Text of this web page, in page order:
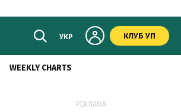
УКР КЛУБ УП
WEEKLY CHARTS
РЕКЛАМА: